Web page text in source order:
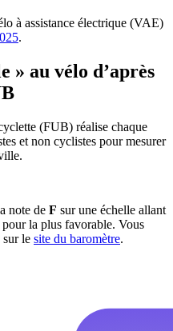
à assistance électrique (VAE)
.
» au vélo d’après
(FUB) réalise chaque
et non cyclistes pour mesurer
note de F sur une échelle allant
pour la plus favorable. Vous
sur le site du baromètre.